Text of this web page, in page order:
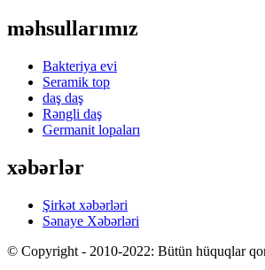
məhsullarımız
Bakteriya evi
Seramik top
daş daş
Rəngli daş
Germanit lopaları
xəbərlər
Şirkət xəbərləri
Sənaye Xəbərləri
© Copyright - 2010-2022: Bütün hüquqlar